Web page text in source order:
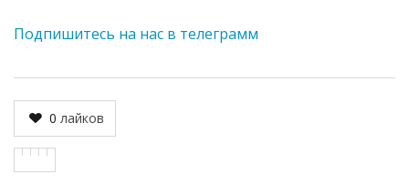
Подпишитесь на нас в телеграмм
0 лайков